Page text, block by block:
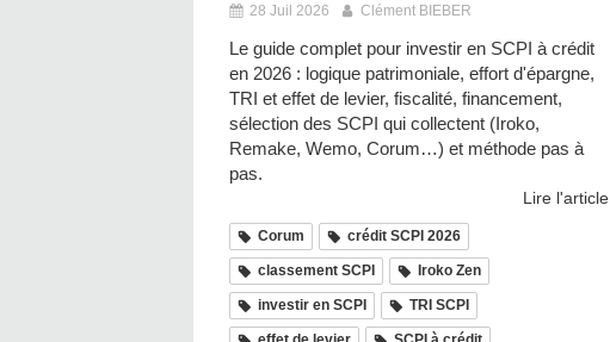
28 Juil 2026 Clément BIEBER
Le guide complet pour investir en SCPI à crédit
en 2026 : logique patrimoniale, effort d'épargne,
TRI et effet de levier, fiscalité, financement,
sélection des SCPI qui collectent (Iroko,
Remake, Wemo, Corum…) et méthode pas à
pas.
Lire l'article
Corum crédit SCPI 2026
classement SCPI Iroko Zen
investir en SCPI TRI SCPI